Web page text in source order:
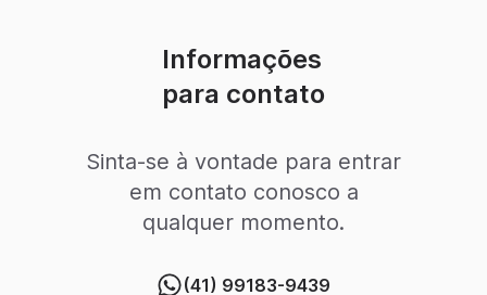
Informações
para contato
Sinta-se à vontade para entrar
em contato conosco a
qualquer momento.
(41) 99183-9439